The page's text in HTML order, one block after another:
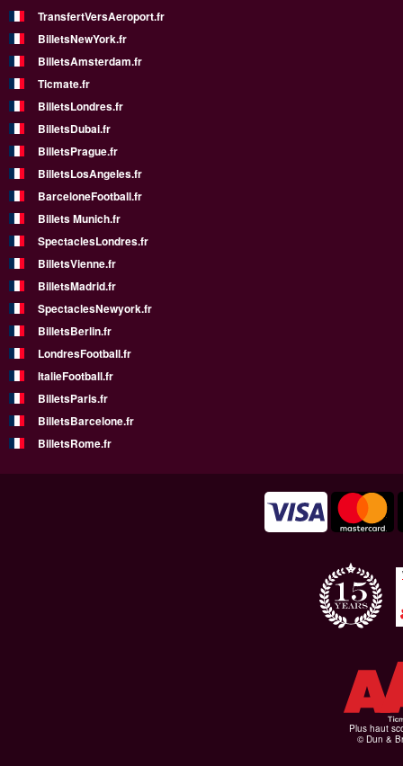
TransfertVersAeroport.fr
BilletsNewYork.fr
BilletsAmsterdam.fr
Ticmate.fr
BilletsLondres.fr
BilletsDubai.fr
BilletsPrague.fr
BilletsLosAngeles.fr
BarceloneFootball.fr
Billets Munich.fr
SpectaclesLondres.fr
BilletsVienne.fr
BilletsMadrid.fr
SpectaclesNewyork.fr
BilletsBerlin.fr
LondresFootball.fr
ItalieFootball.fr
BilletsParis.fr
BilletsBarcelone.fr
BilletsRome.fr
Plus haut
© Dun &